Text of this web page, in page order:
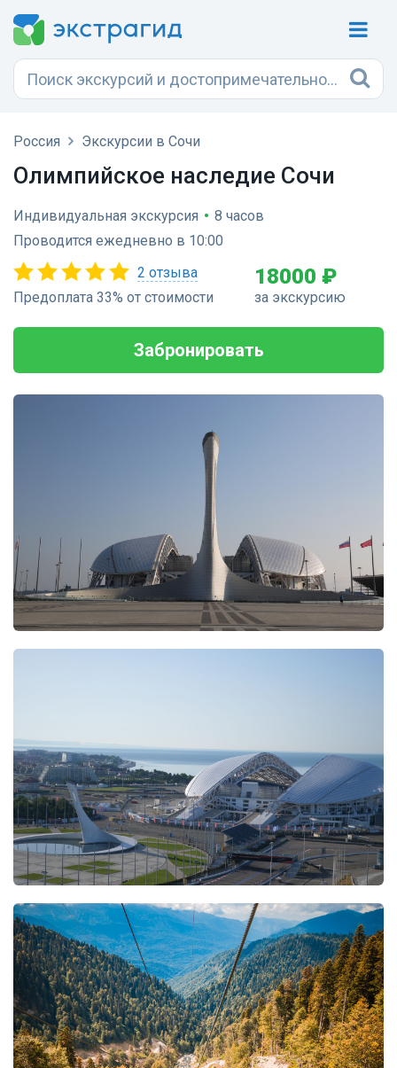
Россия Экскурсии в Сочи
Олимпийское наследие Сочи
Индивидуальная экскурсия • 8 часов
Проводится ежедневно в 10:00
2 отзыва
Предоплата 33% от стоимости
18000 ₽
за экскурсию
Забронировать